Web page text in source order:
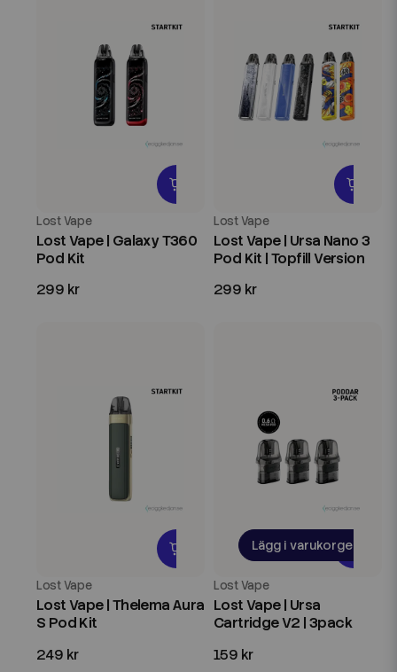
Lost Vape
Lost Vape | Galaxy T360
Pod Kit
299 kr
Lost Vape
Lost Vape | Ursa Nano 3
Pod Kit | Topfill Version
299 kr
Lost Vape
Lost Vape | Thelema Aura
S Pod Kit
249 kr
Lägg i varukorgen
Lost Vape
Lost Vape | Ursa
Cartridge V2 | 3pack
159 kr